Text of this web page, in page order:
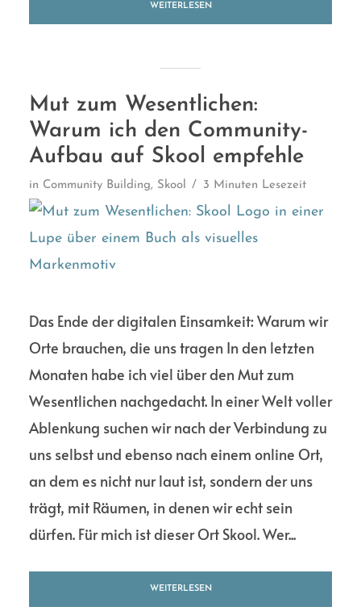
WEITERLESEN
Mut zum Wesentlichen:
Warum ich den Community-
Aufbau auf Skool empfehle
in Community Building, Skool 3 Minuten Lesezeit
Das Ende der digitalen Einsamkeit: Warum wir
Orte brauchen, die uns tragen In den letzten
Monaten habe ich viel über den Mut zum
Wesentlichen nachgedacht. In einer Welt voller
Ablenkung suchen wir nach der Verbindung zu
uns selbst und ebenso nach einem online Ort,
an dem es nicht nur laut ist, sondern der uns
trägt, mit Räumen, in denen wir echt sein
dürfen. Für mich ist dieser Ort Skool. Wer...
WEITERLESEN